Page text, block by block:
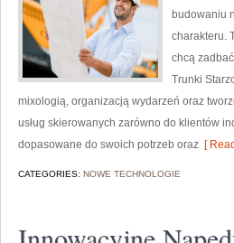
budowaniu
charakteru.
chcą
Trunki
mixologią, organizacją wydarzeń oraz
usług skierowanych zarówno do klientów
dopasowane do swoich potrzeb oraz [
CATEGORIES: NOWE TECHNOLOGIE